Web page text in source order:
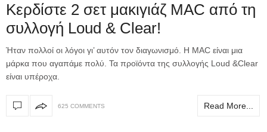
Κερδίστε 2 σετ μακιγιάζ MAC από τη
συλλογή Loud & Clear!
Ήταν πολλοί οι λόγοι γι’ αυτόν τον διαγωνισμό. Η MAC είναι μια
μάρκα που αγαπάμε πολύ. Τα προϊόντα της συλλογής Loud &Clear
είναι υπέροχα.
625 COMMENTS Read More...